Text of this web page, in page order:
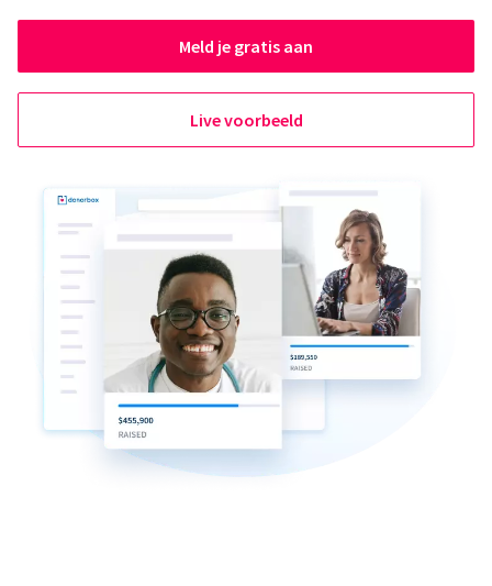
Meld je gratis aan
Live voorbeeld